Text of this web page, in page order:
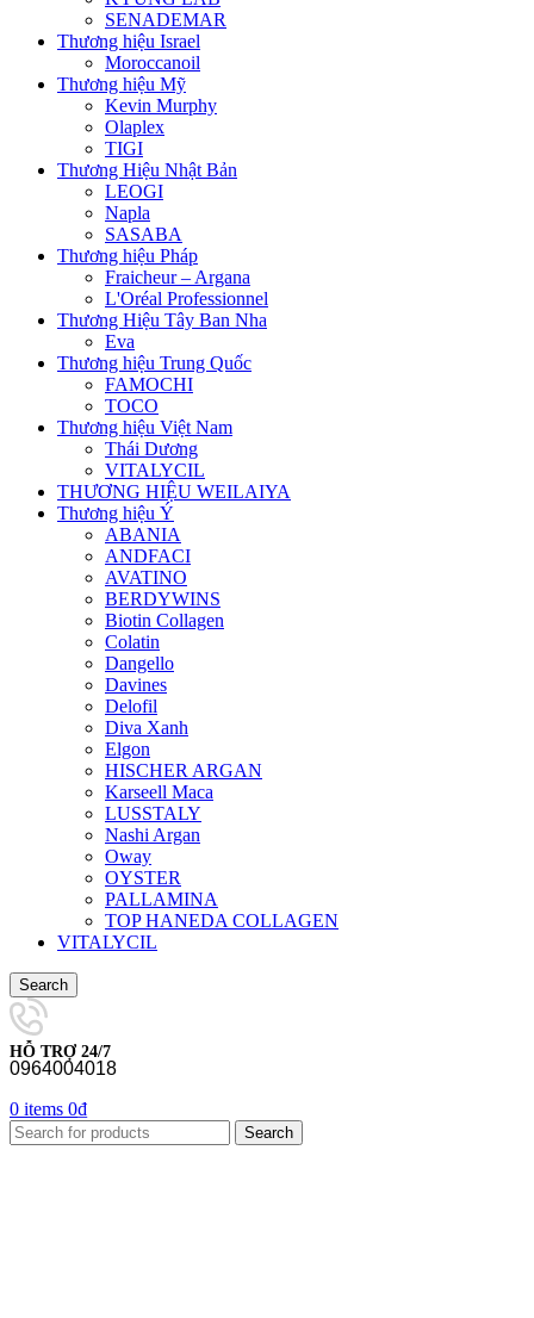
SENADEMAR
Thương hiệu Israel
Moroccanoil
Thương hiệu Mỹ
Kevin Murphy
Olaplex
TIGI
Thương Hiệu Nhật Bản
LEOGI
Napla
SASABA
Thương hiệu Pháp
Fraicheur – Argana
L'Oréal Professionnel
Thương Hiệu Tây Ban Nha
Eva
Thương hiệu Trung Quốc
FAMOCHI
TOCO
Thương hiệu Việt Nam
Thái Dương
VITALYCIL
THƯƠNG HIỆU WEILAIYA
Thương hiệu Ý
ABANIA
ANDFACI
AVATINO
BERDYWINS
Biotin Collagen
Colatin
Dangello
Davines
Delofil
Diva Xanh
Elgon
HISCHER ARGAN
Karseell Maca
LUSSTALY
Nashi Argan
Oway
OYSTER
PALLAMINA
TOP HANEDA COLLAGEN
VITALYCIL
Search
HỖ TRỢ 24/7
0964004018
0 items 0₫
Search